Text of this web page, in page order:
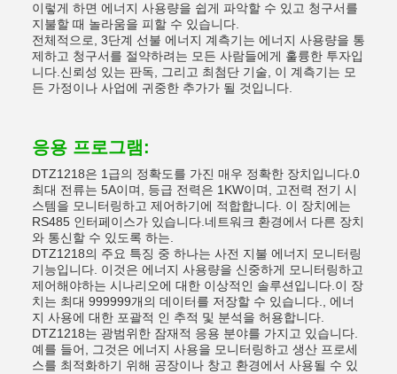
이렇게 하면 에너지 사용량을 쉽게 파악할 수 있고 청구서를
지불할 때 놀라움을 피할 수 있습니다.
전체적으로, 3단계 선불 에너지 계측기는 에너지 사용량을 통
제하고 청구서를 절약하려는 모든 사람들에게 훌륭한 투자입
니다.신뢰성 있는 판독, 그리고 최첨단 기술, 이 계측기는 모
든 가정이나 사업에 귀중한 추가가 될 것입니다.
응용 프로그램:
DTZ1218은 1급의 정확도를 가진 매우 정확한 장치입니다.0
최대 전류는 5A이며, 등급 전력은 1KW이며, 고전력 전기 시
스템을 모니터링하고 제어하기에 적합합니다. 이 장치에는
RS485 인터페이스가 있습니다.네트워크 환경에서 다른 장치
와 통신할 수 있도록 하는.
DTZ1218의 주요 특징 중 하나는 사전 지불 에너지 모니터링
기능입니다. 이것은 에너지 사용량을 신중하게 모니터링하고
제어해야하는 시나리오에 대한 이상적인 솔루션입니다.이 장
치는 최대 999999개의 데이터를 저장할 수 있습니다., 에너
지 사용에 대한 포괄적 인 추적 및 분석을 허용합니다.
DTZ1218는 광범위한 잠재적 응용 분야를 가지고 있습니다.
예를 들어, 그것은 에너지 사용을 모니터링하고 생산 프로세
스를 최적화하기 위해 공장이나 창고 환경에서 사용될 수 있